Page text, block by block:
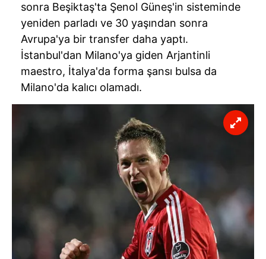
sonra Beşiktaş'ta Şenol Güneş'in sisteminde
yeniden parladı ve 30 yaşından sonra
Avrupa'ya bir transfer daha yaptı.
İstanbul'dan Milano'ya giden Arjantinli
maestro, İtalya'da forma şansı bulsa da
Milano'da kalıcı olamadı.